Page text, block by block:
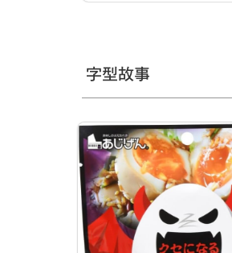
字型故事